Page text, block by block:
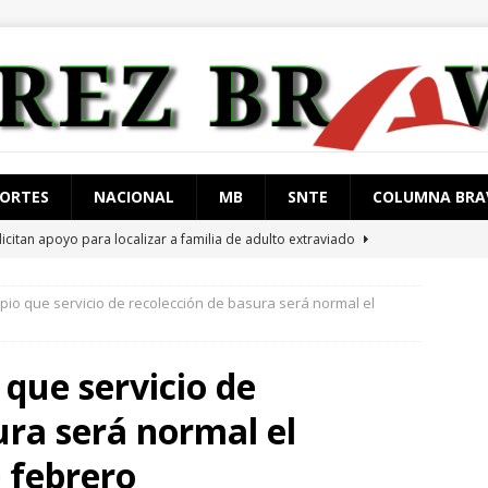
NACIONAL MB SNTE COLUMNA
apoyo para localizar a familia de adulto extraviado
al «influencer» César Gastelum en Culiacán
ESTATAL
con orden de aprehensión vigente
a 4 con arma de fuego JUÁREZ
que servicio de recolección de basura será normal el
servicio de
será normal el
febrero